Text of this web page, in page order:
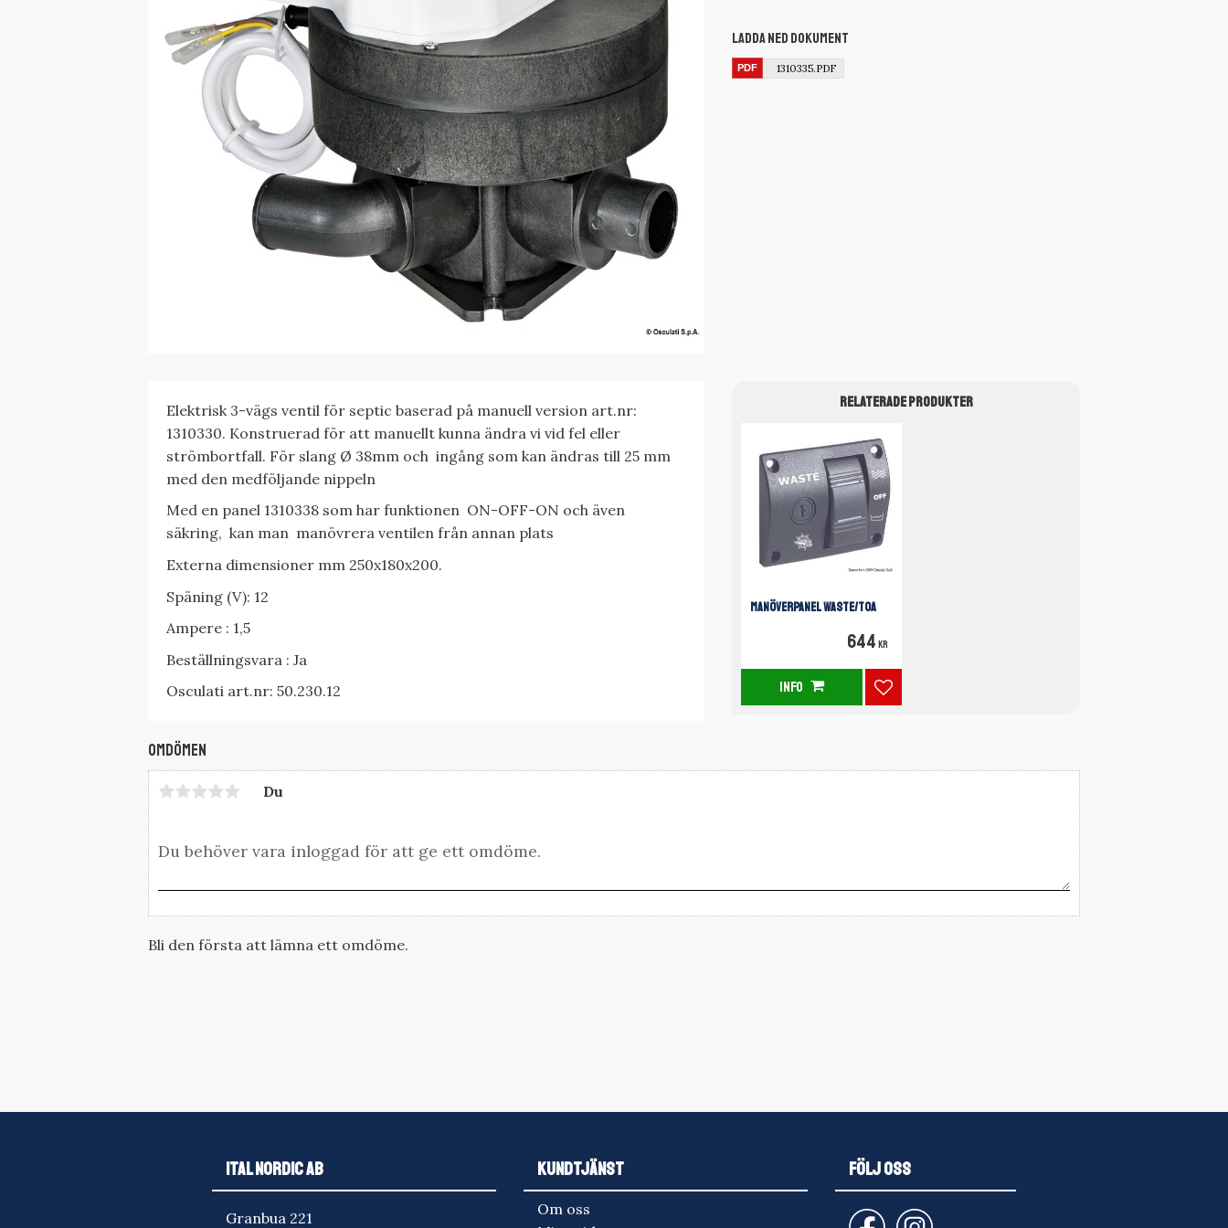
Ladda ned dokument
1310335.PDF
Elektrisk 3-vägs ventil för septic baserad på manuell version art.nr:
1310330. Konstruerad för att manuellt kunna ändra vi vid fel eller
strömbortfall. För slang Ø 38mm och ingång som kan ändras till 25 mm
med den medföljande nippeln
Med en panel 1310338 som har funktionen ON-OFF-ON och även
säkring, kan man manövrera ventilen från annan plats
Externa dimensioner mm 250x180x200.
Späning (V): 12
Ampere : 1,5
Beställningsvara : Ja
Osculati art.nr: 50.230.12
Omdömen
Du
Bli den första att lämna ett omdöme.
RELATERADE PRODUKTER
MANÖVERPANEL WASTE/TOA
644 KR
Lägg till i favoriter
INFO
ITAL NORDIC AB
Granbua 221
KUNDTJÄNST
Om oss
FÖLJ OSS